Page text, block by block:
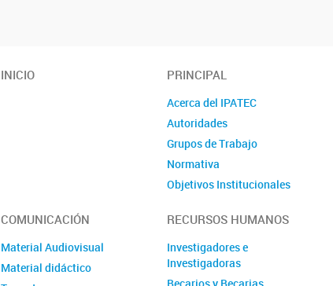
INICIO PRINCIPAL
Acerca del IPATEC
Autoridades
Grupos de Trabajo
Normativa
Objetivos Institucionales
Comisión CIPREC IPATEC
Comisión CICUAL IPATEC
Comisión Seguridad y Salud
en el trabajo
COMUNICACIÓN
Material Audiovisual
Material didáctico
RECURSOS HUMANOS
Investigadores e
Investigadoras
Becarios y Becarias